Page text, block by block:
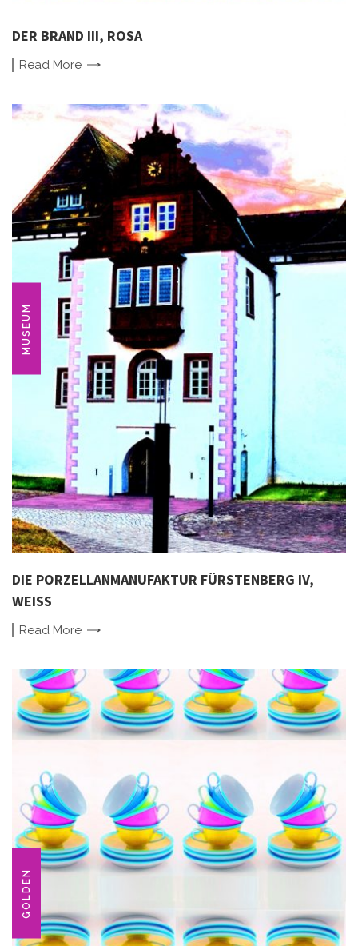
DER BRAND III, ROSA
Read More
MUSEUM
DIE PORZELLANMANUFAKTUR FÜRSTENBERG IV,
WEISS
Read More
GOLDEN